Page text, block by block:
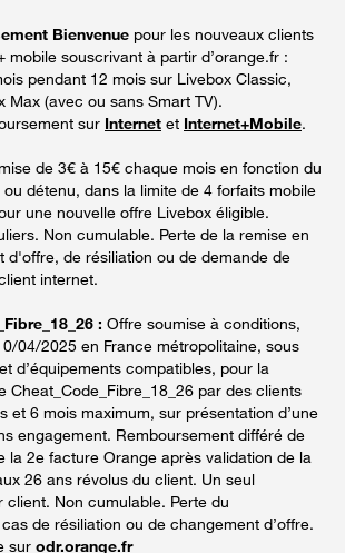
Bienvenue pour les nouveaux clients
mobile souscrivant à partir d’orange.fr :
pendant 12 mois sur Livebox Classic,
Max (avec ou sans Smart TV).
sur Internet et Internet+Mobile.
de 3€ à 15€ chaque mois en fonction du
détenu, dans la limite de 4 forfaits mobile
une nouvelle offre Livebox éligible.
Non cumulable. Perte de la remise en
d'offre, de résiliation ou de demande de
internet.
: Offre soumise à conditions,
04/2025 en France métropolitaine, sous
d’équipements compatibles, pour la
Cheat_Code_Fibre_18_26 par des clients
et 6 mois maximum, sur présentation d’une
engagement. Remboursement différé de
la 2e facture Orange après validation de la
26 ans révolus du client. Un seul
client. Non cumulable. Perte du
de résiliation ou de changement d’offre.
sur odr.orange.fr